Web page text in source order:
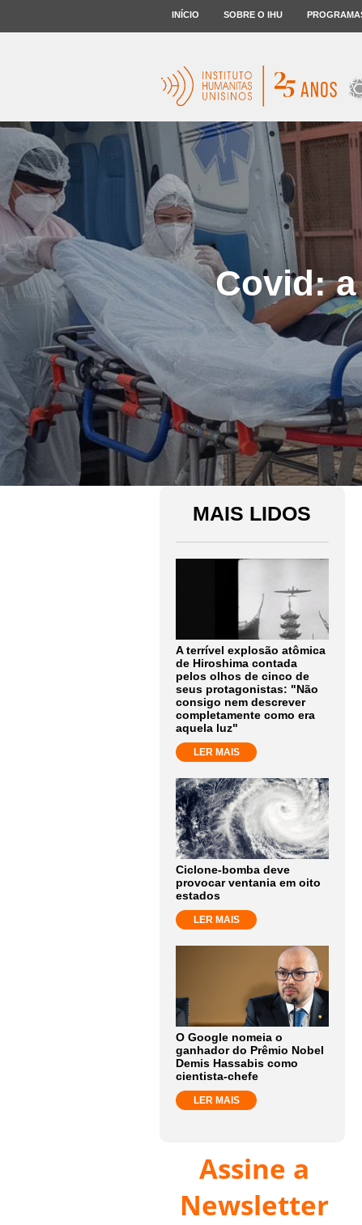
INÍCIO SOBRE O IHU
Covid:
MAIS LIDOS
A terrível explosão atômica
de Hiroshima contada
pelos olhos de cinco de
seus protagonistas: "Não
consigo nem descrever
completamente como era
aquela luz"
LER MAIS
Ciclone-bomba deve
provocar ventania em oito
estados
LER MAIS
O Google nomeia o
ganhador do Prêmio Nobel
Demis Hassabis como
cientista-chefe
LER MAIS
Assine a
Newsletter